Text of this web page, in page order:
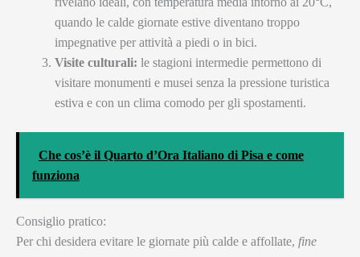
quando le calde giornate estive diventano troppo
impegnative per attività a piedi o in bici.
Visite culturali: le stagioni intermedie permettono di
visitare monumenti e musei senza la pressione turistica
estiva e con un clima comodo per gli spostamenti.
Che cos’è il Quarto d’Ora Italiano di Pisa e come
funziona
Consiglio pratico:
Per chi desidera evitare le giornate più calde e affollate, fine